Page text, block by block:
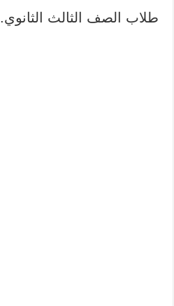
طلاب الصف الثالث الثانوي.